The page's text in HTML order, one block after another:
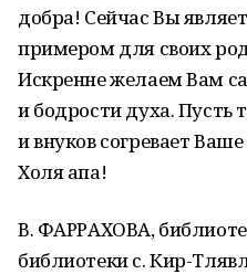
добра! Сейчас Вы
примером для своих
Искренне желаем Вам
и бодрости духа. Пусть
и внуков согревает
Холя апа!
В. ФАРРАХОВА,
библиотеки с. Кир-